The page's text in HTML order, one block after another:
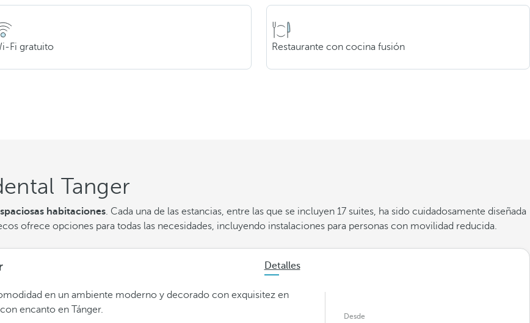
Fi gratuito Restaurante con cocina fusión
Tanger
habitaciones. Cada una de las estancias, entre las que se incluyen 17 suites, ha sido cuidadosamente diseñada
ofrece opciones para todas las necesidades, incluyendo instalaciones para personas con movilidad reducida.
Detalles
en un ambiente moderno y decorado con exquisitez en
encanto en Tánger.
Desde